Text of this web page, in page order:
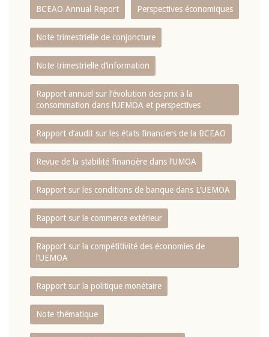
BCEAO Annual Report Perspectives économiques
Note trimestrielle de conjoncture
Note trimestrielle d‘information
Rapport annuel sur l‘évolution des prix à la
consommation dans l‘UEMOA et perspectives
Rapport d‘audit sur les états financiers de la BCEAO
Revue de la stabilité financière dans l‘UMOA
Rapport sur les conditions de banque dans L‘UEMOA
Rapport sur le commerce extérieur
Rapport sur la compétitivité des économies de
l‘UEMOA
Rapport sur la politique monétaire
Note thématique